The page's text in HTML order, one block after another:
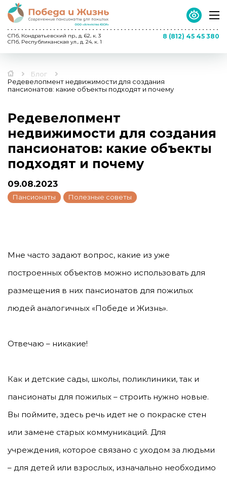
8 (812) 45 45 380
СПб, Кондратьевский пр., д. 62, к. 3
СПб, Республиканская ул., д. 24, к. 1
Блог
Редевелопмент недвижимости для создания
пансионатов: какие объекты подходят и почему
Редевелопмент
недвижимости для создания
пансионатов: какие объекты
подходят и почему
09.08.2023
Пансионаты Полезные советы
Мне часто задают вопрос, какие из уже
построенных объектов можно использовать для
размещения в них пансионатов для пожилых
людей аналогичных «Победе и Жизнь».
Отвечаю – никакие!
Как и детские сады, школы, поликлиники, так и
пансионаты для пожилых – строить нужно новые.
Вы поймите, здесь речь идет не о покраске стен
или замене старых коммуникаций. Для
учреждения, которое связано с уходом за людьми
– для детей или взрослых, изначально необходимо